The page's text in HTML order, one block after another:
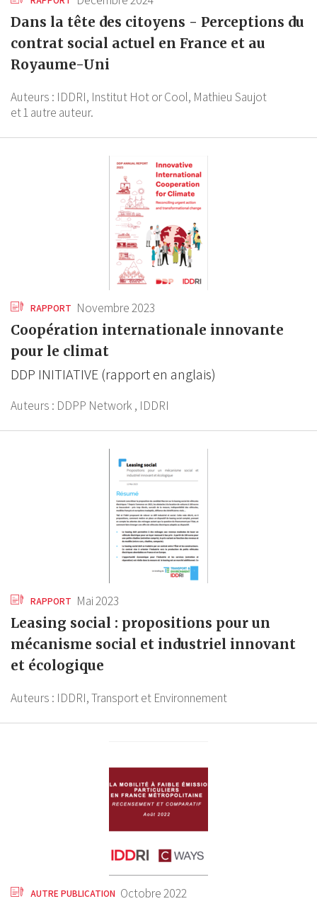
Dans la tête des citoyens - Perceptions du
contrat social actuel en France et au
Royaume-Uni
Auteurs : IDDRI, Institut Hot or Cool, Mathieu Saujot
et 1 autre auteur.
RAPPORT Novembre 2023
Coopération internationale innovante
pour le climat
DDP INITIATIVE (rapport en anglais)
Auteurs : DDPP Network , IDDRI
RAPPORT Mai 2023
Leasing social : propositions pour un
mécanisme social et industriel innovant
et écologique
Auteurs : IDDRI,Transport et Environnement
AUTRE PUBLICATION Octobre 2022